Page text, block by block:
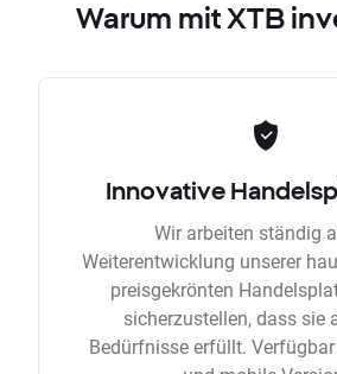
Warum mit XTB
Innovative
Wir arbeiten ständig
Weiterentwicklung unserer
preisgekrönten
sicherzustellen, dass sie
Bedürfnisse erfüllt.